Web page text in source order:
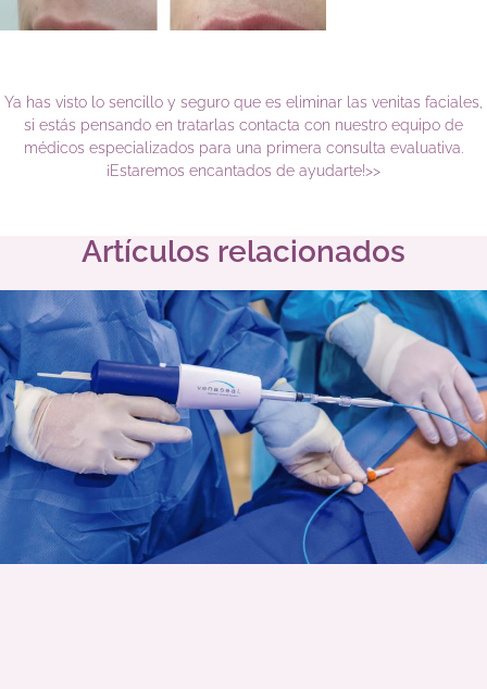
Ya has visto lo sencillo y seguro que es eliminar las venitas faciales,
si estás pensando en tratarlas contacta con nuestro equipo de
médicos especializados para una primera consulta evaluativa.
¡Estaremos encantados de ayudarte!>>
Artículos relacionados